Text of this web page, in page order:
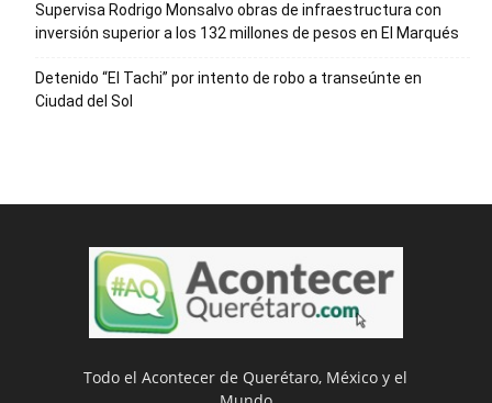
Supervisa Rodrigo Monsalvo obras de infraestructura con
inversión superior a los 132 millones de pesos en El Marqués
Detenido “El Tachi” por intento de robo a transeúnte en
Ciudad del Sol
Todo el Acontecer de Querétaro, México y el